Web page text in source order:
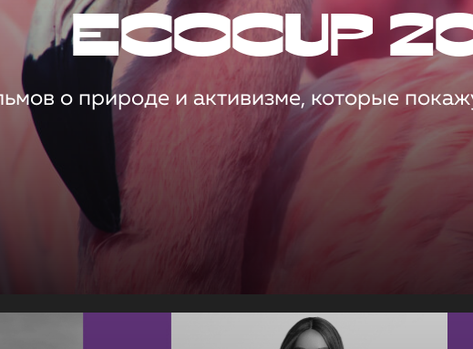
ECOCUP
о природе и активизме, которые